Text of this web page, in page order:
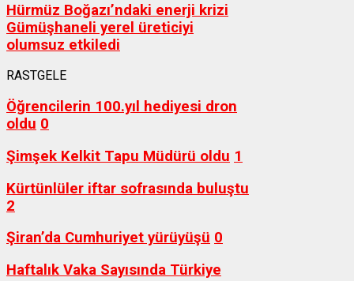
Hürmüz Boğazı’ndaki enerji krizi
Gümüşhaneli yerel üreticiyi
olumsuz etkiledi
RASTGELE
Öğrencilerin 100.yıl hediyesi dron
oldu 0
Şimşek Kelkit Tapu Müdürü oldu 1
Kürtünlüler iftar sofrasında buluştu
2
Şiran’da Cumhuriyet yürüyüşü 0
Haftalık Vaka Sayısında Türkiye